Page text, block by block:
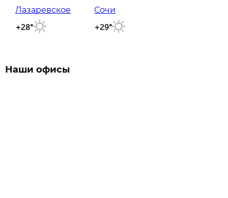
Лазаревское
+28°
Сочи
+29°
Наши офисы